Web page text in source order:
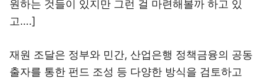
원하는 것들이 있지만 그런 걸 마련해볼까 하고 있
고….]
재원 조달은 정부와 민간, 산업은행 정책금융의 공동
출자를 통한 펀드 조성 등 다양한 방식을 검토하고